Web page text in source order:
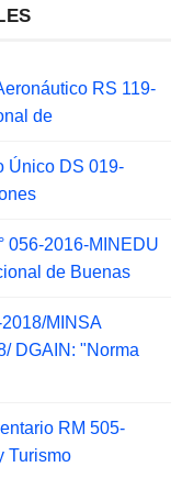
RS 119-
de
Único DS 019-
056-2016-MINEDU
de Buenas
MINSA
DGAIN: "Norma
RM 505-
Turismo